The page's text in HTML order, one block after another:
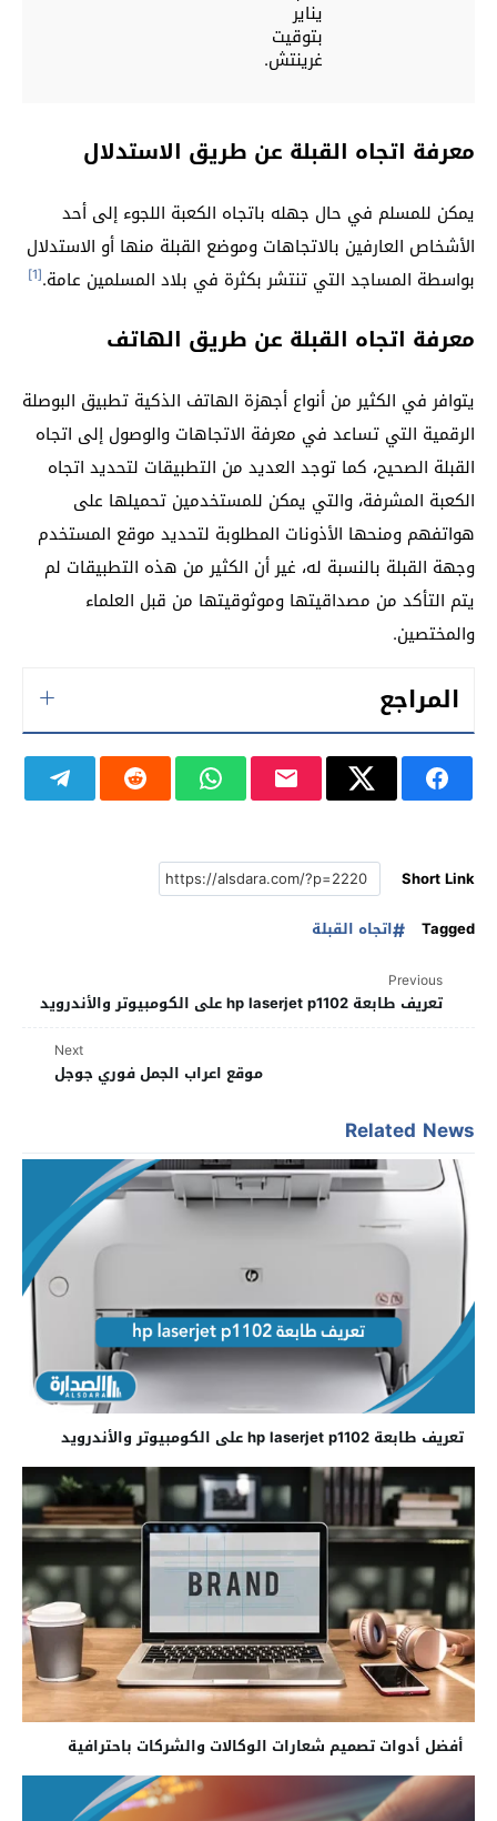
يناير
بتوقيت
غرينتش.
معرفة اتجاه القبلة عن طريق الاستدلال
يمكن للمسلم في حال جهله باتجاه الكعبة اللجوء إلى أحد
الأشخاص العارفين بالاتجاهات وموضع القبلة منها أو الاستدلال
بواسطة المساجد التي تنتشر بكثرة في بلاد المسلمين عامة.[1]
معرفة اتجاه القبلة عن طريق الهاتف
يتوافر في الكثير من أنواع أجهزة الهاتف الذكية تطبيق البوصلة
الرقمية التي تساعد في معرفة الاتجاهات والوصول إلى اتجاه
القبلة الصحيح، كما توجد العديد من التطبيقات لتحديد اتجاه
الكعبة المشرفة، والتي يمكن للمستخدمين تحميلها على
هواتفهم ومنحها الأذونات المطلوبة لتحديد موقع المستخدم
وجهة القبلة بالنسبة له، غير أن الكثير من هذه التطبيقات لم
يتم التأكد من مصداقيتها وموثوقيتها من قبل العلماء
والمختصين.
المراجع
Short Link
Tagged
اتجاه القبلة
Previous
تعريف طابعة hp laserjet p1102 على الكومبيوتر والأندرويد
Next
موقع اعراب الجمل فوري جوجل
Related News
تعريف طابعة hp laserjet p1102 على الكومبيوتر والأندرويد
أفضل أدوات تصميم شعارات الوكالات والشركات باحترافية